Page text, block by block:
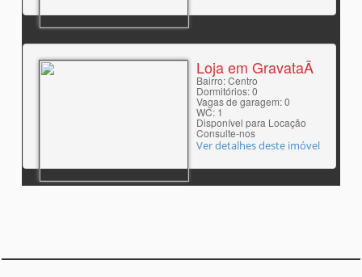
Loja em GravataÃ­
Bairro: Centro
Dormitórios: 0
Vagas de garagem: 0
WC: 1
Disponível para Locação
Consulte-nos
Ver detalhes deste imóvel